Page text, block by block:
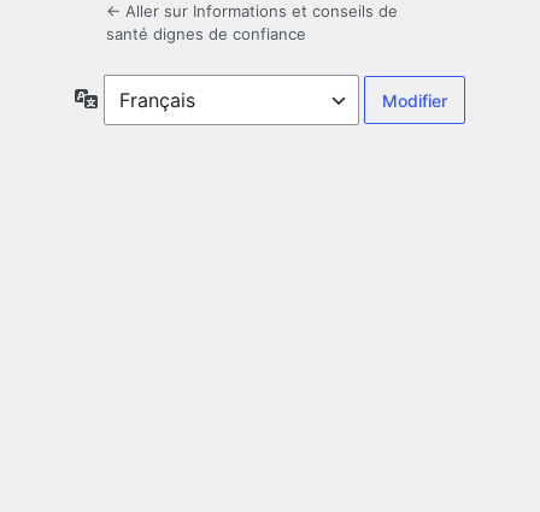
← Aller sur Informations et conseils de
santé dignes de confiance
Langue